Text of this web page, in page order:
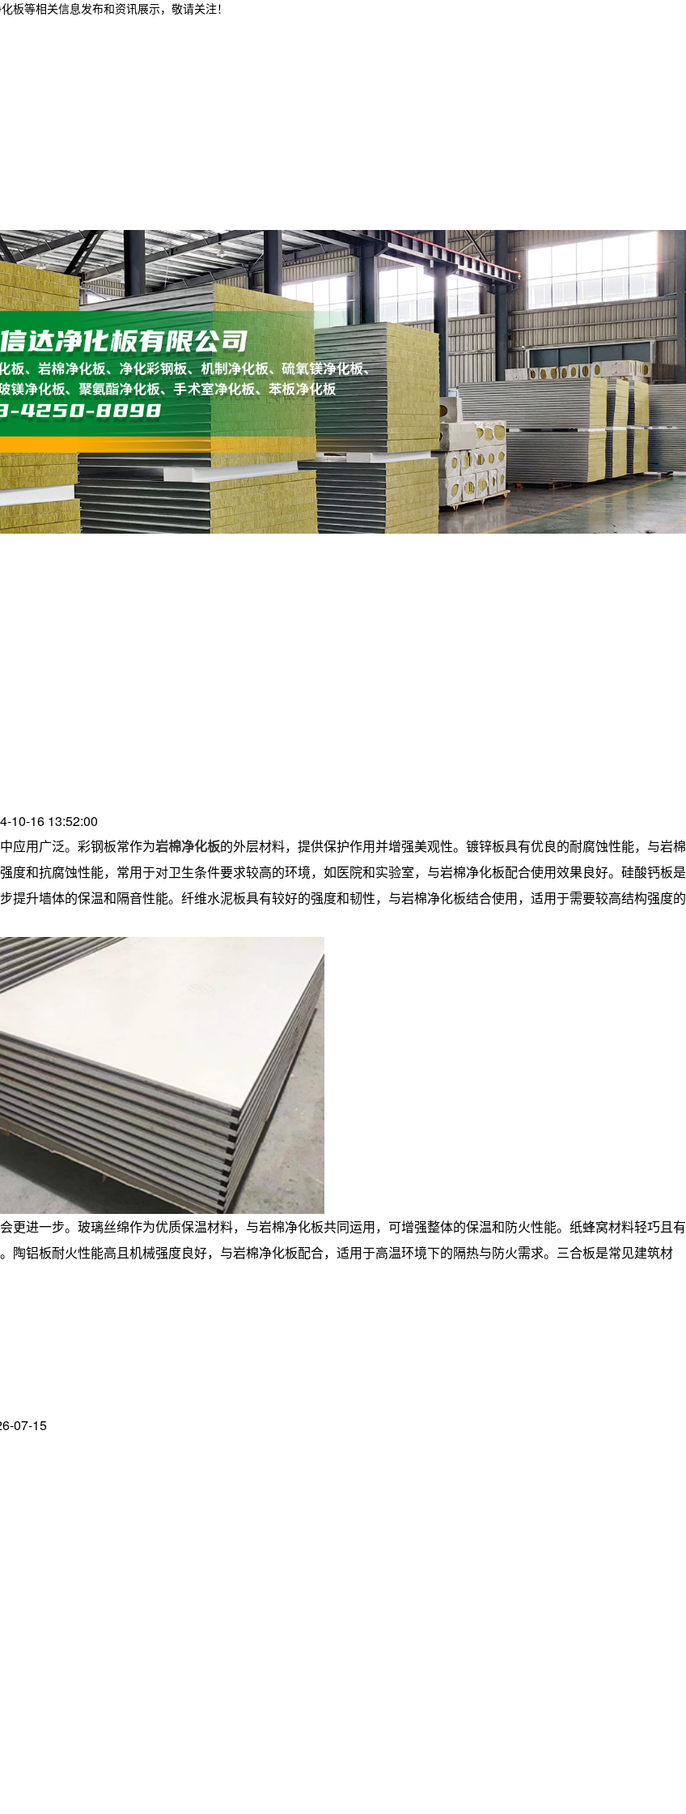
板等相关信息发布和资讯展示，敬请关注！
10-16 13:52:00
应用广泛。彩钢板常作为岩棉净化板的外层材料，提供保护作用并增强美观性。镀锌板具有优良的耐腐蚀性能，与岩棉
和抗腐蚀性能，常用于对卫生条件要求较高的环境，如医院和实验室，与岩棉净化板配合使用效果良好。硅酸钙板是
升墙体的保温和隔音性能。纤维水泥板具有较好的强度和韧性，与岩棉净化板结合使用，适用于需要较高结构强度的
更进一步。玻璃丝绵作为优质保温材料，与岩棉净化板共同运用，可增强整体的保温和防火性能。纸蜂窝材料轻巧且有
铝板耐火性能高且机械强度良好，与岩棉净化板配合，适用于高温环境下的隔热与防火需求。三合板是常见建筑材
07-15